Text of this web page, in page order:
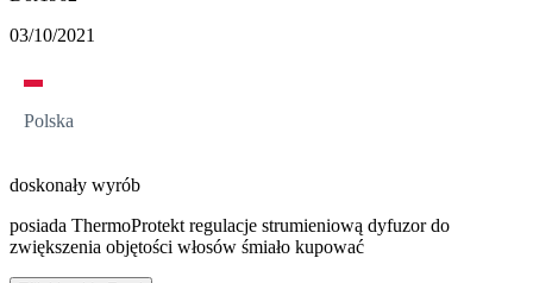
03/10/2021
Polska
doskonały wyrób
posiada ThermoProtekt regulacje strumieniową dyfuzor do
zwiększenia objętości włosów śmiało kupować